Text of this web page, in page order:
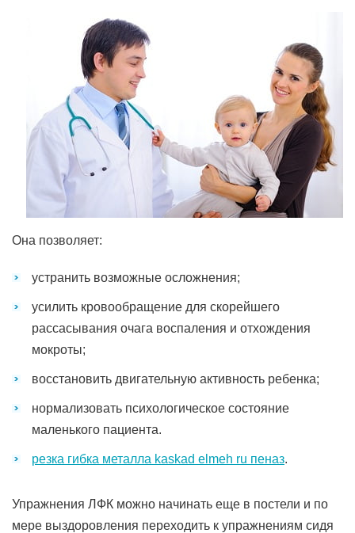
Она позволяет:
устранить возможные осложнения;
усилить кровообращение для скорейшего
рассасывания очага воспаления и отхождения
мокроты;
восстановить двигательную активность ребенка;
нормализовать психологическое состояние
маленького пациента.
резка гибка металла kaskad elmeh ru пеназ.
Упражнения ЛФК можно начинать еще в постели и по
мере выздоровления переходить к упражнениям сидя